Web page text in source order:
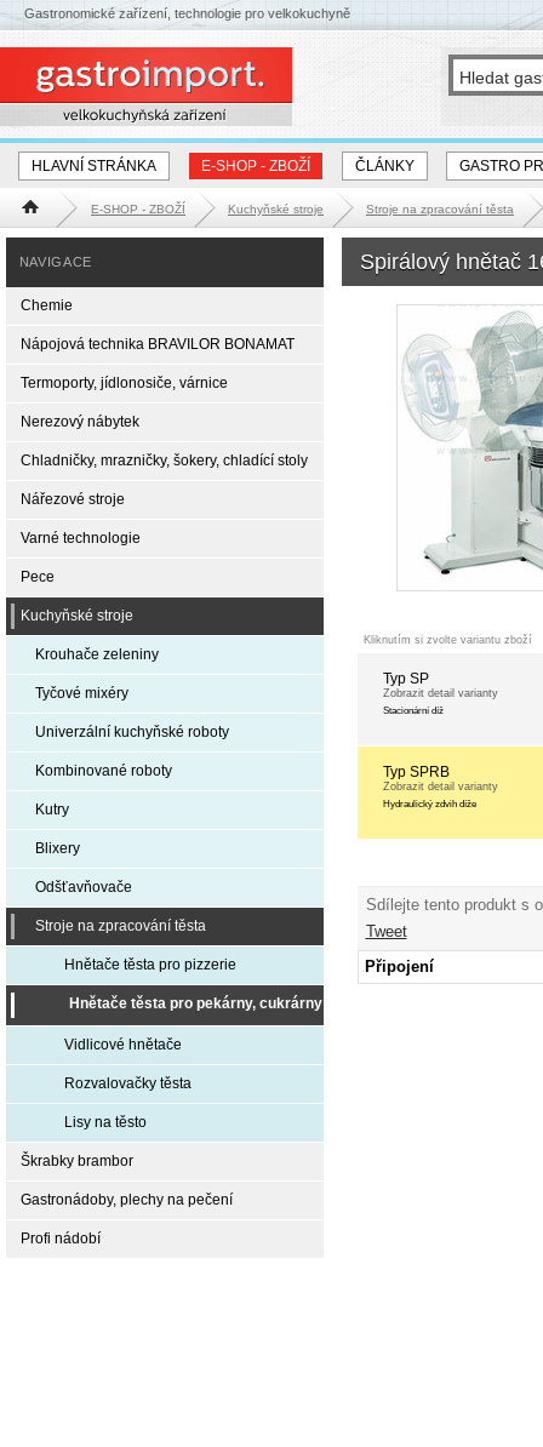
HLAVNÍ STRÁNKA E-SHOP - ZBOŽÍ ČLÁNKY GASTRO
Hlavní stránka E-SHOP - ZBOŽÍ Kuchyňské stroje Stroje na zpracování těsta
Spirálový hnětač
Kliknutím si zvolte variantu zboží
Typ SP
Zobrazit detail varianty
Stacionární díž
Typ SPRB
Zobrazit detail varianty
Hydraulický zdvih díže
Sdílejte tento produkt s
Tweet
Připojení
NAVIGACE
Chemie
Nápojová technika BRAVILOR BONAMAT
Termoporty, jídlonosiče, várnice
Nerezový nábytek
Chladničky, mrazničky, šokery, chladící stoly
Nářezové stroje
Varné technologie
Pece
Kuchyňské stroje
Krouhače zeleniny
Tyčové mixéry
Univerzální kuchyňské roboty
Kombinované roboty
Kutry
Blixery
Odšťavňovače
Stroje na zpracování těsta
Hnětače těsta pro pizzerie
Hnětače těsta pro pekárny, cukrárny
Vidlicové hnětače
Rozvalovačky těsta
Lisy na těsto
Škrabky brambor
Gastronádoby, plechy na pečení
Profi nádobí
Gastronomické zařízení, technologie pro velkokuchyně